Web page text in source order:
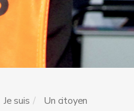
Je suis
Un citoyen